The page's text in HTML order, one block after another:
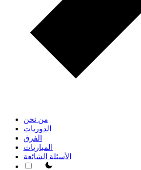
من نحن
الدوريات
الفرق
المباريات
الأسئلة الشائعة
theme switcher